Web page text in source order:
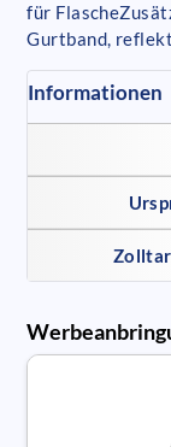
für
Gurtband,
Informationen